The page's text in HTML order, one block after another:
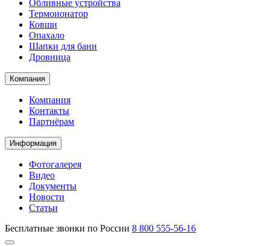
Обливные устройства
Термоионатор
Ковши
Опахало
Шапки для бани
Дровница
Компания
Компания
Контакты
Партнёрам
Информация
Фотогалерея
Видео
Документы
Новости
Статьи
Бесплатные звонки по России 8 800 555-56-16